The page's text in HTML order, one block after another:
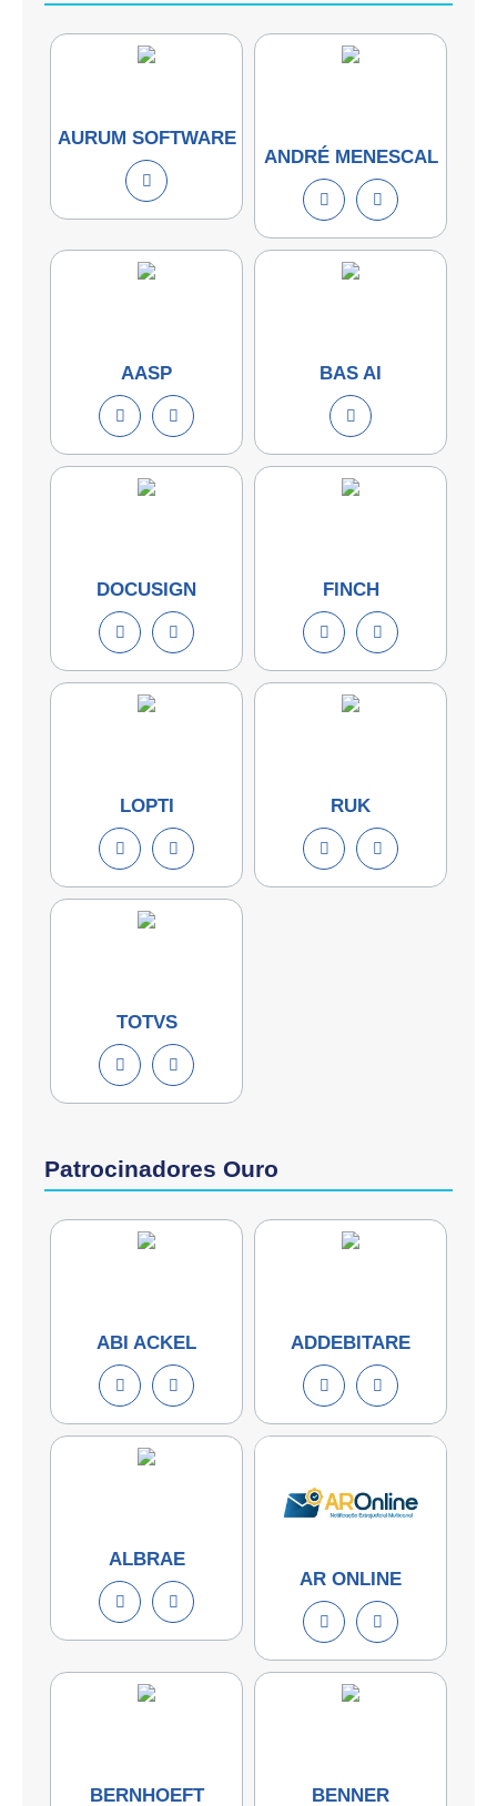
AURUM SOFTWARE
ANDRÉ MENESCAL
AASP BAS AI
DOCUSIGN FINCH
LOPTI RUK
TOTVS
Patrocinadores Ouro
ABI ACKEL ADDEBITARE
ALBRAE
AR ONLINE
BERNHOEFT BENNER